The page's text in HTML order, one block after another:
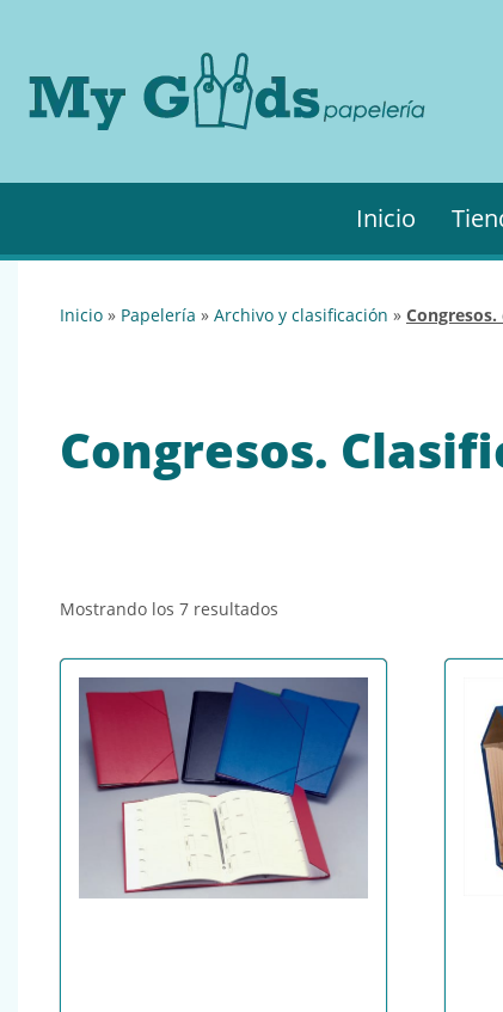
Podrás
todo
para
Inicio
inicio » papelería » archivo y clasificación »
Congresos.
Mostrando los 7 resultados